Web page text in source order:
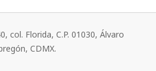
col. Florida, C.P. 01030, Álvaro
CDMX.